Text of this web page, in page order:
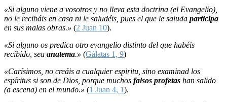
«Si alguno viene a vosotros y no lleva esta doctrina (el Evangelio),
no le recibáis en casa ni le saludéis, pues el que le saluda participa
en sus malas obras.» (2 Juan 10).
«Si alguno os predica otro evangelio distinto del que habéis
recibido, sea anatema.» (Gálatas 1, 9)
«Carísimos, no creáis a cualquier espiritu, sino examinad los
espíritus si son de Dios, porque muchos falsos profetas han salido
(a escena) en el mundo.» (1 Juan 4, 1).